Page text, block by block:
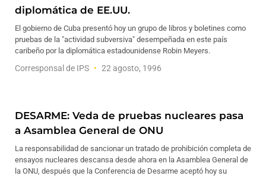
diplomática de EE.UU.
El gobierno de Cuba presentó hoy un grupo de libros y boletines como
pruebas de la "actividad subversiva" desempeñada en este país
caribeño por la diplomática estadounidense Robin Meyers.
Corresponsal de IPS 22 agosto, 1996
DESARME: Veda de pruebas nucleares pasa
a Asamblea General de ONU
La responsabilidad de sancionar un tratado de prohibición completa de
ensayos nucleares descansa desde ahora en la Asamblea General de
la ONU, después que la Conferencia de Desarme aceptó hoy su